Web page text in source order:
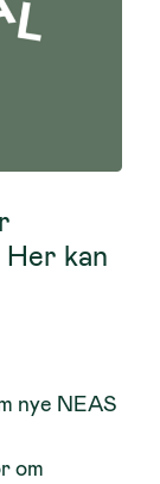
kan
nye NEAS
om